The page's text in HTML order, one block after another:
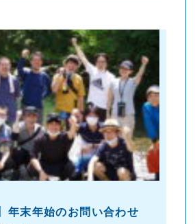
年末年始のお問い合わせ